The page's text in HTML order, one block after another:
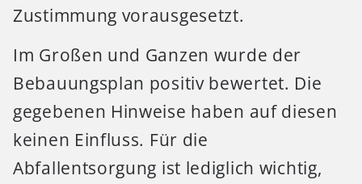
Zustimmung vorausgesetzt.
Im Großen und Ganzen wurde der
Bebauungsplan positiv bewertet. Die
gegebenen Hinweise haben auf diesen
keinen Einfluss. Für die
Abfallentsorgung ist lediglich wichtig,